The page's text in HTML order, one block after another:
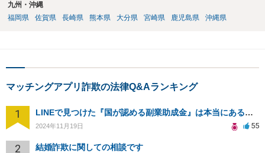
九州・沖縄
福岡県
佐賀県 長崎県 熊本県 大分県 宮崎県 鹿児島県 沖縄県
マッチングアプリ詐欺の法律Q&Aランキング
1 LINEで見つけた『国が認める副業助成金』は本当にあるのですか？今それで訴えられそうでどうすれば？
2024年11月19日 55
2 結婚詐欺に関しての相談です